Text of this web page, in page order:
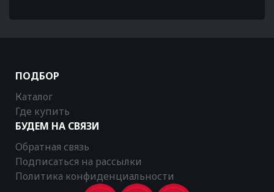
ПОДБОР
Каталог
Где купить
БУДЕМ НА СВЯЗИ
Обратная связь
Подписаться на рассылки
Политика конфиденциальности